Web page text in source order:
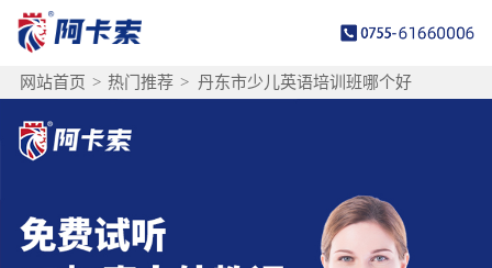
网站首页 > 热门推荐 > 丹东市少儿英语培训班哪个好